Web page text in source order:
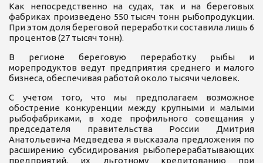
Как непосредственно на судах, так и на береговых
фабриках произведено 550 тысяч тонн рыбопродукции.
При этом доля береговой переработки составила лишь 6
процентов (27 тысяч тонн).
В регионе береговую переработку рыбы и
морепродуктов ведут предприятия среднего и малого
бизнеса, обеспечивая работой около тысячи человек.
С учетом того, что мы предполагаем возможное
обострение конкуренции между крупными и малыми
рыбофабриками, в ходе профильного совещания у
председателя правительства России Дмитрия
Анатольевича Медведева я высказала предложения по
расширению субсидирования рыбоперерабатывающих
предприятий, их льготному кредитованию при